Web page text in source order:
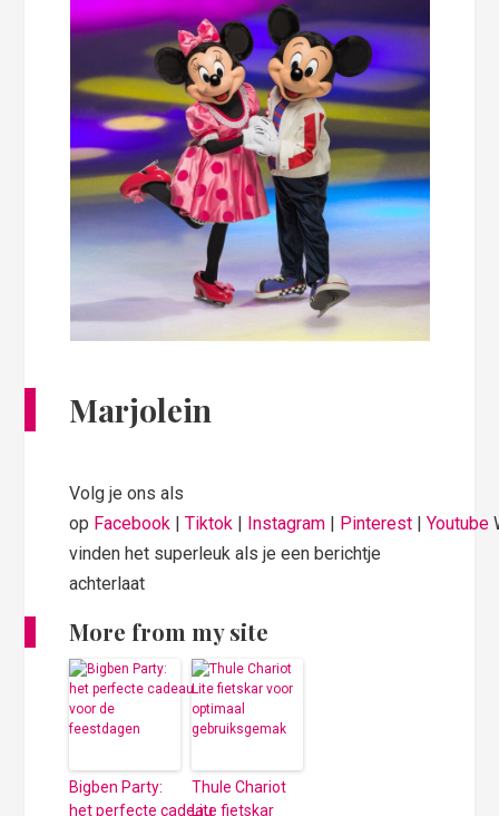
Marjolein
Volg je ons als
op Facebook |Tiktok | Instagram | Pinterest |Youtube
vinden het superleuk als je een berichtje
achterlaat
More from my site
Bigben Party:
het perfecte cadeau
Thule Chariot
Lite fietskar